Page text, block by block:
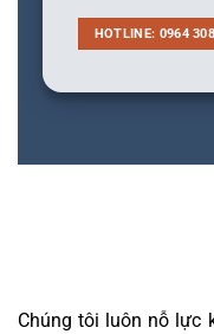
HOTLINE: 0964
Chúng tôi luôn nỗ lực